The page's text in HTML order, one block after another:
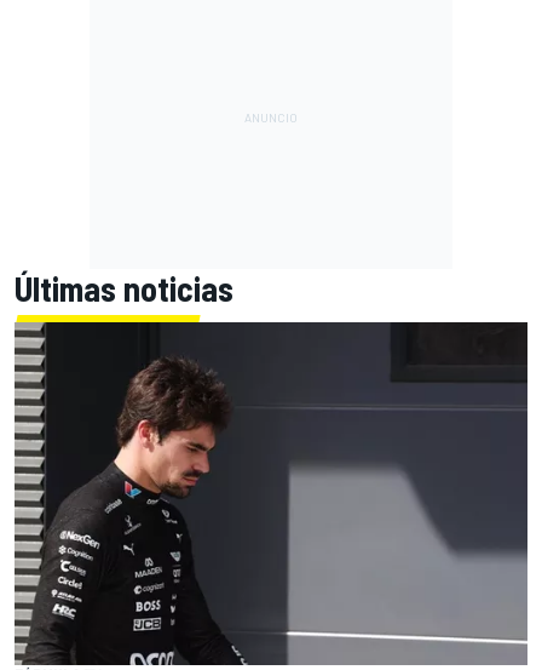
Últimas noticias